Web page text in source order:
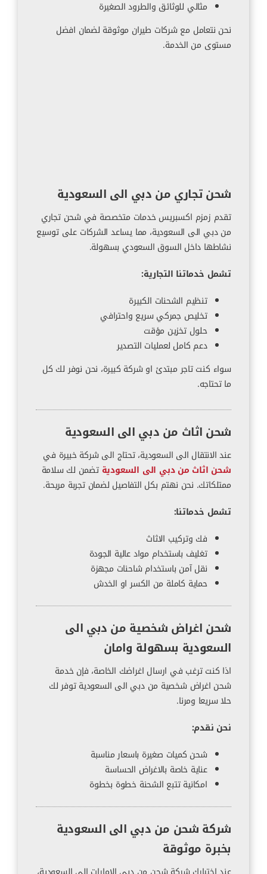
مثالي للوثائق والطرود الصغيرة
نحن نتعامل مع شركات طيران موثوقة لضمان افضل
مستوى من الخدمة.
شحن تجاري من دبي الى السعودية
تقدم زمزم اكسبريس خدمات متخصصة في شحن تجاري
من دبي الى السعودية، مما يساعد الشركات على توسيع
نشاطها داخل السوق السعودي بسهولة.
تشمل خدماتنا التجارية:
تنظيم الشحنات الكبيرة
تخليص جمركي سريع واحترافي
حلول تخزين مؤقت
دعم كامل لعمليات التصدير
سواء كنت تاجر مبتدئ او شركة كبيرة، نحن نوفر لك كل
ما تحتاجه.
شحن اثاث من دبي الى السعودية
عند الانتقال الى السعودية، تحتاج الى شركة خبيرة في
شحن اثاث من دبي الى السعودية تضمن لك سلامة
ممتلكاتك. نحن نهتم بكل التفاصيل لضمان تجربة مريحة.
تشمل خدماتنا:
فك وتركيب الاثاث
تغليف باستخدام مواد عالية الجودة
نقل آمن باستخدام شاحنات مجهزة
حماية كاملة من الكسر او الخدش
شحن اغراض شخصية من دبي الى
السعودية بسهولة وامان
اذا كنت ترغب في ارسال اغراضك الخاصة، فإن خدمة
شحن اغراض شخصية من دبي الى السعودية توفر لك
حلا سريعا ومرنا.
نحن نقدم:
شحن كميات صغيرة باسعار مناسبة
عناية خاصة بالاغراض الحساسة
امكانية تتبع الشحنة خطوة بخطوة
شركة شحن من دبي الى السعودية
بخبرة موثوقة